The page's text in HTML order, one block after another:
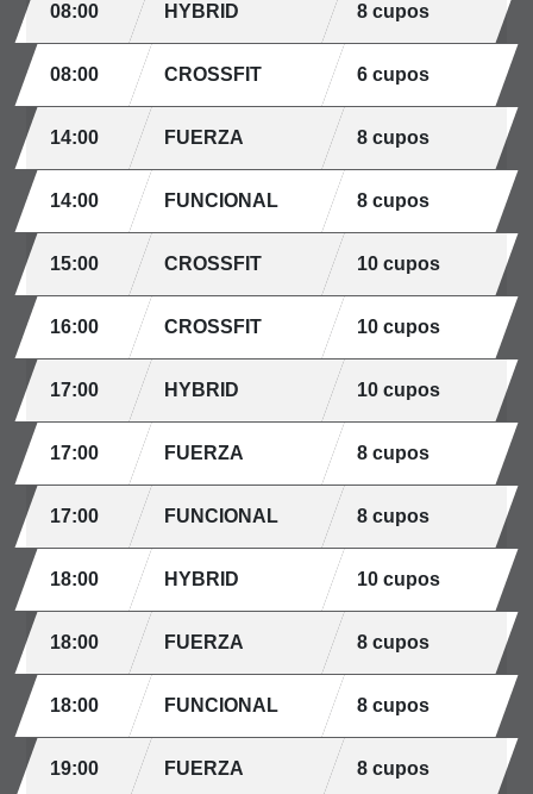
08:00 HYBRID 8 cupos
08:00 CROSSFIT 6 cupos
14:00 FUERZA 8 cupos
14:00 FUNCIONAL 8 cupos
15:00 CROSSFIT 10 cupos
16:00 CROSSFIT 10 cupos
17:00 HYBRID 10 cupos
17:00 FUERZA 8 cupos
17:00 FUNCIONAL 8 cupos
18:00 HYBRID 10 cupos
18:00 FUERZA 8 cupos
18:00 FUNCIONAL 8 cupos
19:00 FUERZA 8 cupos